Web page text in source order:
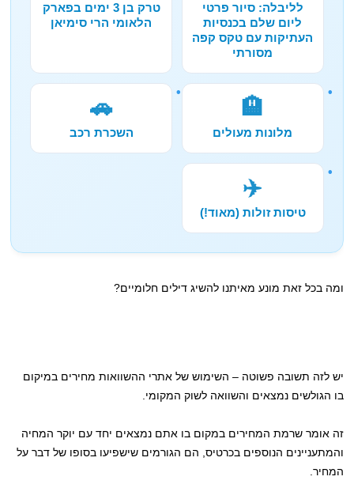
לליבלה: סיור פרטי
ליום שלם בכנסיות
העתיקות עם טקס קפה
מסורתי
טרק בן 3 ימים בפארק
הלאומי הרי סימיאן
🏨
מלונות מעולים
🚗
השכרת רכב
✈️
טיסות זולות (מאוד!)
ומה בכל זאת מונע מאיתנו להשיג דילים חלומיים?
יש לזה תשובה פשוטה – השימוש של אתרי ההשוואות מחירים במיקום
בו הגולשים נמצאים והשוואה לשוק המקומי.
זה אומר שרמת המחירים במקום בו אתם נמצאים יחד עם יוקר המחיה
והמתעניינים הנוספים בכרטיס, הם הגורמים שישפיעו בסופו של דבר על
המחיר.